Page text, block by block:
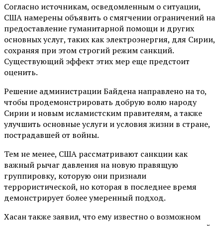
Согласно источникам, осведомленным о ситуации,
США намерены объявить о смягчении ограничений на
предоставление гуманитарной помощи и других
основных услуг, таких как электроэнергия, для Сирии,
сохраняя при этом строгий режим санкций.
Существующий эффект этих мер еще предстоит
оценить.
Решение администрации Байдена направлено на то,
чтобы продемонстрировать добрую волю народу
Сирии и новым исламистским правителям, а также
улучшить основные услуги и условия жизни в стране,
пострадавшей от войны.
Тем не менее, США рассматривают санкции как
важный рычаг давления на новую правящую
группировку, которую они признали
террористической, но которая в последнее время
демонстрирует более умеренный подход.
Хасан также заявил, что ему известно о возможном